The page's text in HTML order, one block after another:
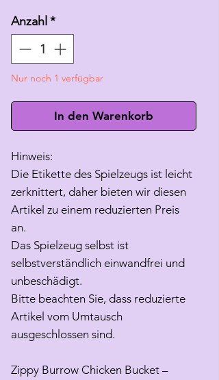
Anzahl *
Nur noch 1 verfügbar
In den Warenkorb
Hinweis:
Die Etikette des Spielzeugs ist leicht
zerknittert, daher bieten wir diesen
Artikel zu einem reduzierten Preis
an.
Das Spielzeug selbst ist
selbstverständlich einwandfrei und
unbeschädigt.
Bitte beachten Sie, dass reduzierte
Artikel vom Umtausch
ausgeschlossen sind.
Zippy Burrow Chicken Bucket –